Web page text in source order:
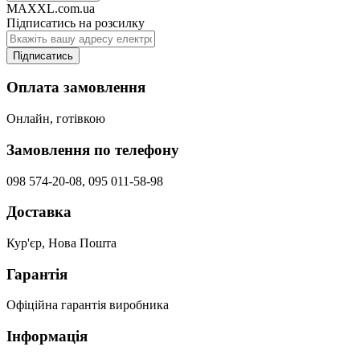
MAXXL.com.ua
Підписатись на розсилку
Підписатись
Оплата замовлення
Онлайн, готівкою
Замовлення по телефону
098 574-20-08, 095 011-58-98
Доставка
Кур'єр, Нова Пошта
Гарантія
Офіційна гарантія виробника
Інформація